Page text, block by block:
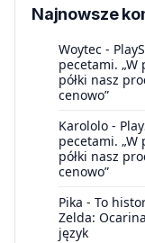
Najnowsze
Woytec -
pecetami.
półki nasz
cenowo”
Karololo -
pecetami.
półki nasz
cenowo”
Pika - To
Zelda:
język